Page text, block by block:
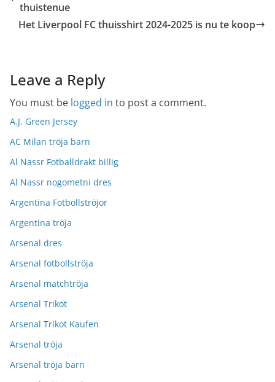
thuistenue
Het Liverpool FC thuisshirt 2024-2025 is nu te koop
Leave a Reply
You must be logged in to post a comment.
A.J. Green Jersey
AC Milan tröja barn
Al Nassr Fotballdrakt billig
Al Nassr nogometni dres
Argentina Fotbollströjor
Argentina tröja
Arsenal dres
Arsenal fotbollströja
Arsenal matchtröja
Arsenal Trikot
Arsenal Trikot Kaufen
Arsenal tröja
Arsenal tröja barn